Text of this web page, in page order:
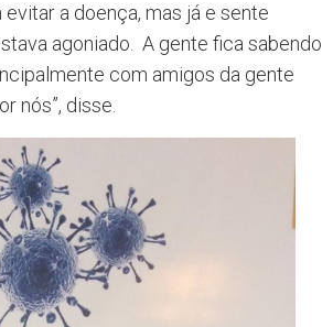
a doença, mas já e sente
agoniado. A gente fica sabendo
com amigos da gente
nós”, disse.